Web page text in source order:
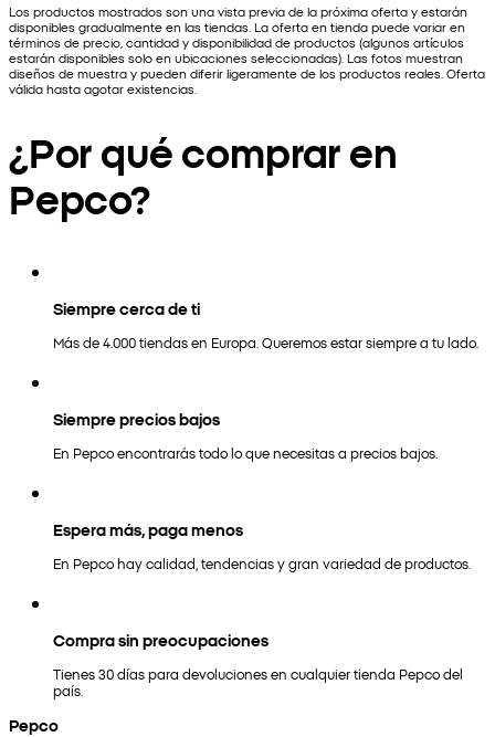
Los productos mostrados son una vista previa de la próxima oferta y estarán
disponibles gradualmente en las tiendas. La oferta en tienda puede variar en
términos de precio, cantidad y disponibilidad de productos (algunos artículos
estarán disponibles solo en ubicaciones seleccionadas). Las fotos muestran
diseños de muestra y pueden diferir ligeramente de los productos reales. Oferta
válida hasta agotar existencias.
¿Por qué comprar en
Pepco?
Siempre cerca de ti
Más de 4.000 tiendas en Europa. Queremos estar siempre a tu lado.
Siempre precios bajos
En Pepco encontrarás todo lo que necesitas a precios bajos.
Espera más, paga menos
En Pepco hay calidad, tendencias y gran variedad de productos.
Compra sin preocupaciones
Tienes 30 días para devoluciones en cualquier tienda Pepco del
país.
Pepco